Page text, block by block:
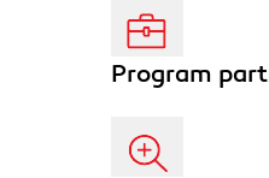
Program